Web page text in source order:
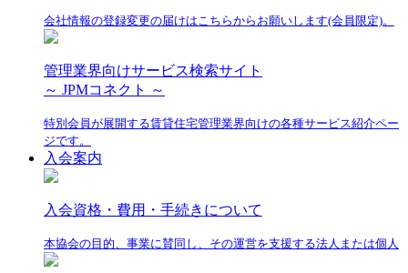
会社情報の登録変更の届けはこちらからお願いします(会員限定)。
管理業界向けサービス検索サイト
～ JPMコネクト ～
特別会員が展開する賃貸住宅管理業界向けの各種サービス紹介ペー
ジです。
入会案内
入会資格・費用・手続きについて
本協会の目的、事業に賛同し、その運営を支援する法人または個人